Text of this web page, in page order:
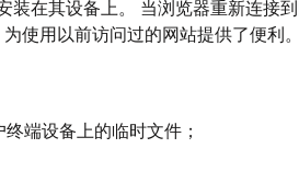
在其设备上。 当浏览器重新连接
使用以前访问过的网站提供了便利。
端设备上的临时文件；